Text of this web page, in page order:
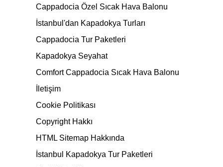
Cappadocia Özel Sıcak Hava Balonu
İstanbul'dan Kapadokya Turları
Cappadocia Tur Paketleri
Kapadokya Seyahat
Comfort Cappadocia Sıcak Hava Balonu
İletişim
Cookie Politikası
Copyright Hakkı
HTML Sitemap Hakkında
İstanbul Kapadokya Tur Paketleri